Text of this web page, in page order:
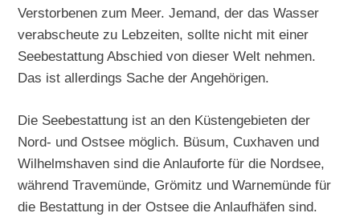
Verstorbenen zum Meer. Jemand, der das Wasser
verabscheute zu Lebzeiten, sollte nicht mit einer
Seebestattung Abschied von dieser Welt nehmen.
Das ist allerdings Sache der Angehörigen.
Die Seebestattung ist an den Küstengebieten der
Nord- und Ostsee möglich. Büsum, Cuxhaven und
Wilhelmshaven sind die Anlauforte für die Nordsee,
während Travemünde, Grömitz und Warnemünde für
die Bestattung in der Ostsee die Anlaufhäfen sind.